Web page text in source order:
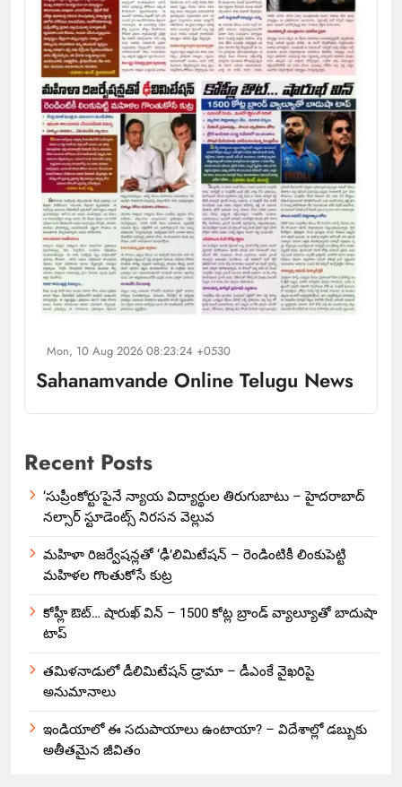
Mon, 10 Aug 2026 08:23:24 +0530
Sahanamvande Online Telugu News
Recent Posts
‘సుప్రీంకోర్టు’పైనే న్యాయ విద్యార్థుల తిరుగుబాటు – హైదరాబాద్
నల్సార్ స్టూడెంట్స్ నిరసన వెల్లువ
మహిళా రిజర్వేషన్లతో ‘ఢీ’లిమిటేషన్ – రెండింటికీ లింకుపెట్టి
మహిళల గొంతుకోసే కుట్ర
కోహ్లీ ఔట్… షారుఖ్ విన్ – 1500 కోట్ల బ్రాండ్ వ్యాల్యూతో బాదుషా
టాప్
తమిళనాడులో డీలిమిటేషన్ డ్రామా – డీఎంకే వైఖరిపై
అనుమానాలు
ఇండియాలో‌ ఈ సదుపాయాలు ఉంటాయా? – విదేశాల్లో డబ్బుకు
అతీతమైన జీవితం